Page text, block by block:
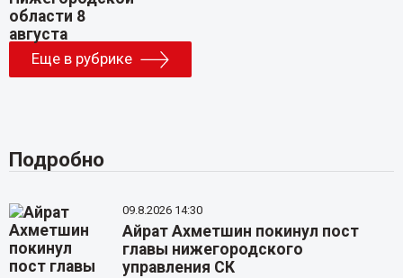
Еще в рубрике
Подробно
09.8.2026 14:30
Айрат Ахметшин покинул пост
главы нижегородского
управления СК